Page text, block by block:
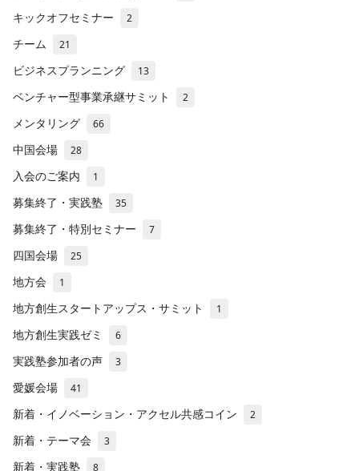
キックオフセミナー 2
チーム 21
ビジネスプランニング 13
ベンチャー型事業承継サミット 2
メンタリング 66
中国会場 28
入会のご案内 1
募集終了・実践塾 35
募集終了・特別セミナー 7
四国会場 25
地方会 1
地方創生スタートアップス・サミット 1
地方創生実践ゼミ 6
実践塾参加者の声 3
愛媛会場 41
新着・イノベーション・アクセル共感コイン 2
新着・テーマ会 3
新着・実践塾 8